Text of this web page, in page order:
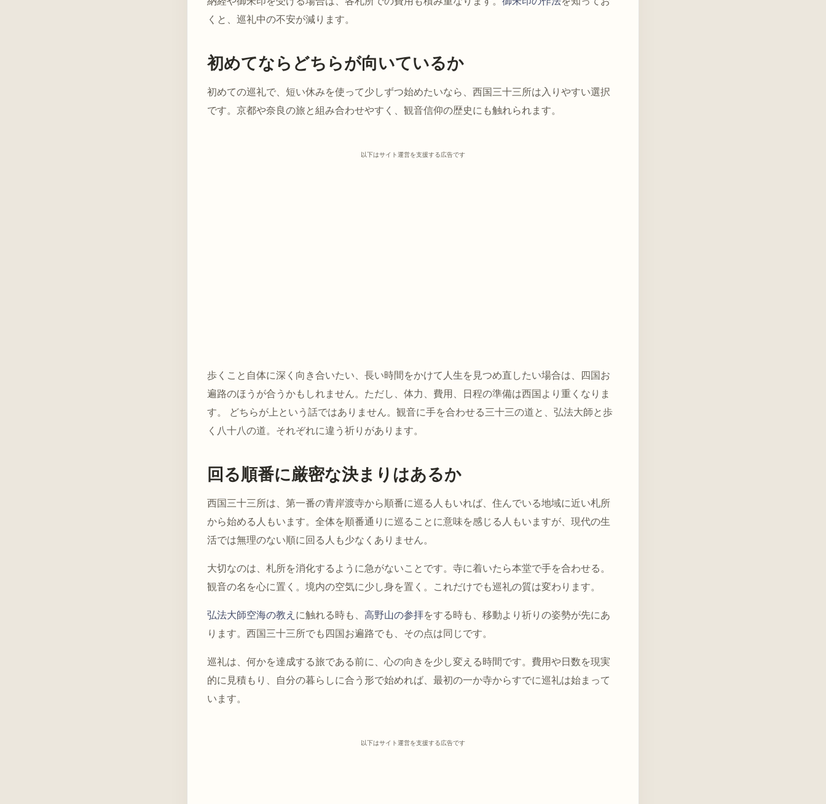
くと、巡礼中の不安が減ります。
初めてならどちらが向いているか
初めての巡礼で、短い休みを使って少しずつ始めたいなら、西国三十三所は入りやすい選択
です。京都や奈良の旅と組み合わせやすく、観音信仰の歴史にも触れられます。
以下はサイト運営を支援する広告です
歩くこと自体に深く向き合いたい、長い時間をかけて人生を見つめ直したい場合は、四国お
遍路のほうが合うかもしれません。ただし、体力、費用、日程の準備は西国より重くなりま
す。 どちらが上という話ではありません。観音に手を合わせる三十三の道と、弘法大師と歩
く八十八の道。それぞれに違う祈りがあります。
回る順番に厳密な決まりはあるか
西国三十三所は、第一番の青岸渡寺から順番に巡る人もいれば、住んでいる地域に近い札所
から始める人もいます。全体を順番通りに巡ることに意味を感じる人もいますが、現代の生
活では無理のない順に回る人も少なくありません。
大切なのは、札所を消化するように急がないことです。寺に着いたら本堂で手を合わせる。
観音の名を心に置く。境内の空気に少し身を置く。これだけでも巡礼の質は変わります。
弘法大師空海の教え に触れる時も、 高野山の参拝をする時も、移動より祈りの姿勢が先にあ
ります。西国三十三所でも四国お遍路でも、その点は同じです。
巡礼は、何かを達成する旅である前に、心の向きを少し変える時間です。費用や日数を現実
的に見積もり、自分の暮らしに合う形で始めれば、最初の一か寺からすでに巡礼は始まって
います。
以下はサイト運営を支援する広告です